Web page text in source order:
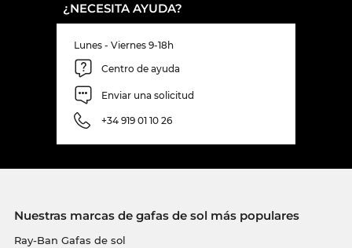
¿NECESITA AYUDA?
Lunes - Viernes 9-18h
Centro de ayuda
Enviar una solicitud
+34 919 01 10 26
Nuestras marcas de gafas de sol más populares
Ray-Ban Gafas de sol